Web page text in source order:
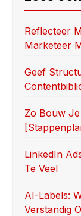
b
o
o
k
d
o
n
Reflecteer
Marketeer
Geef
Zo Bouw
LinkedIn
Te Veel
AI-Labels:
Verstandig